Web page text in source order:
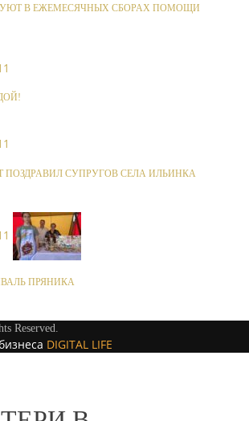
В ЕЖЕМЕСЯЧНЫХ СБОРАХ ПОМОЩИ
ПОЗДРАВИЛ СУПРУГОВ СЕЛА ИЛЬИНКА
ПРЯНИКА
Reserved.
DIGITAL LIFE